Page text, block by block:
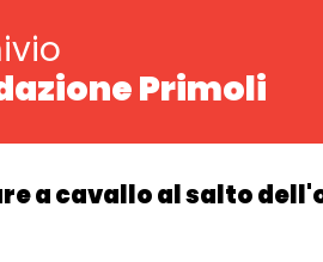
Primoli
a cavallo al salto